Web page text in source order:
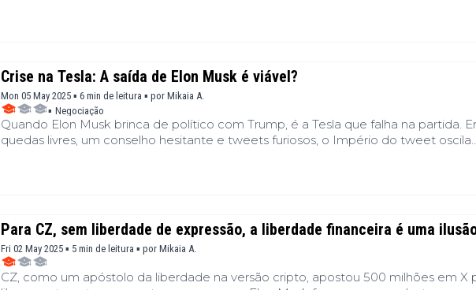
Crise na Tesla: A saída de Elon Musk é viável?
Mon 05 May 2025 ▪ 6 min de leitura ▪ por Mikaia A.
▪ Negociação
Quando Elon Musk brinca de político com Trump, é a Tesla que falha na partida.
quedas livres, um conselho hesitante e tweets furiosos, o Império do tweet oscila
Para CZ, sem liberdade de expressão, a liberdade financeira é uma
Fri 02 May 2025 ▪ 5 min de leitura ▪ por Mikaia A.
CZ, como um apóstolo da liberdade na versão cripto, apostou 500 milhões em X